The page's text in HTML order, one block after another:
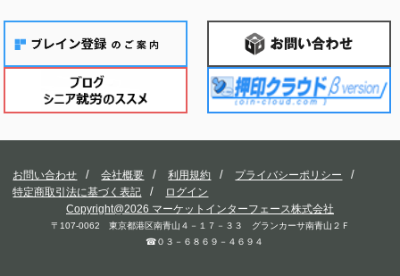
お問い合わせ 会社概要 利用規約
プライバシーポリシー
特定商取引法に基づく表記
ログイン
Copyright@2026 マーケットインターフェース株式会社
〒107-0062 東京都港区南青山４－１７－３３ グランカーサ南青山２Ｆ
☎０３－６８６９－４６９４